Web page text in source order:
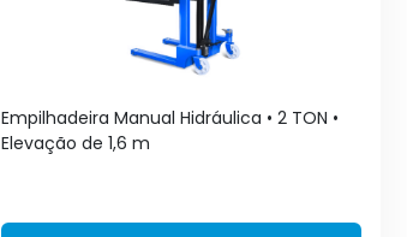
Empilhadeira Manual Hidráulica • 2 TON •
Elevação de 1,6 m